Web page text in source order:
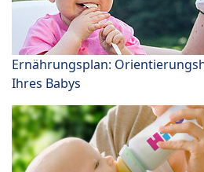
Ernährungsplan:
Ihres Babys